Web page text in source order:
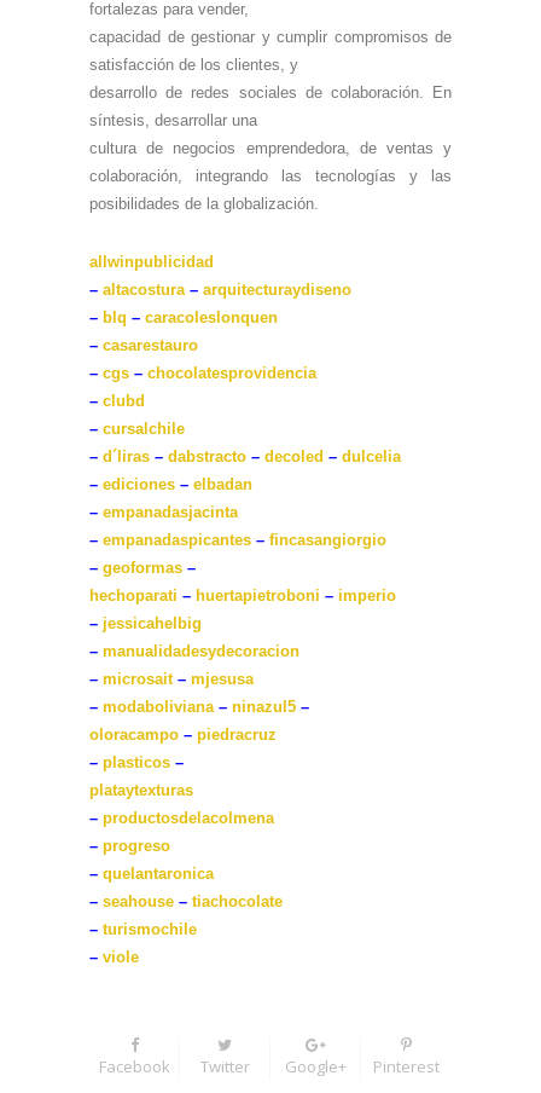
fortalezas para vender,
capacidad de gestionar y cumplir compromisos de
satisfacción de los clientes, y
desarrollo de redes sociales de colaboración. En
síntesis, desarrollar una
cultura de negocios emprendedora, de ventas y
colaboración, integrando las tecnologías y las
posibilidades de la globalización.
allwinpublicidad
– altacostura– arquitecturaydiseno
– blq – caracoleslonquen
– casarestauro
– cgs – chocolatesprovidencia
– clubd
– cursalchile
– d´liras – dabstracto – decoled – dulcelia
– ediciones – elbadan
– empanadasjacinta
– empanadaspicantes – fincasangiorgio
– geoformas –
hechoparati – huertapietroboni – imperio
– jessicahelbig
– manualidadesydecoracion
– microsait– mjesusa
– modaboliviana– ninazul5 –
oloracampo – piedracruz
– plasticos –
plataytexturas
– productosdelacolmena
– progreso
– quelantaronica
– seahouse – tiachocolate
– turismochile
– viole
Facebook Twitter Google+ Pinterest